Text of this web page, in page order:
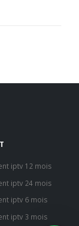
iptv 12 mois
iptv 24 mois
iptv 6 mois
iptv 3 mois